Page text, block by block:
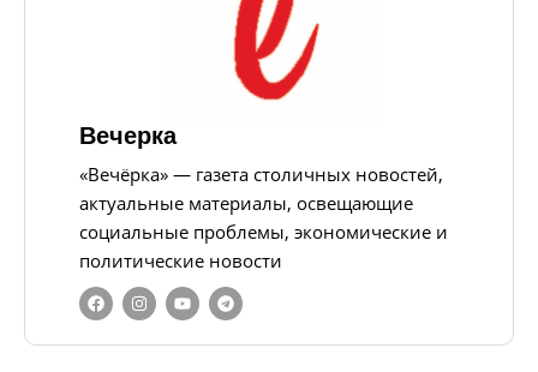
Вечерка
«Вечёрка» — газета столичных новостей,
актуальные материалы, освещающие
социальные проблемы, экономические и
политические новости